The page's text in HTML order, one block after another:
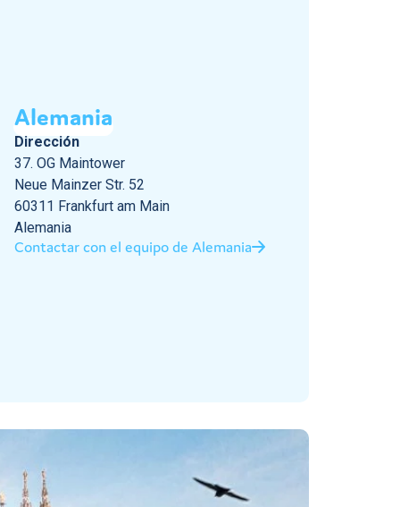
Alemania
Dirección
37. OG Maintower
Neue Mainzer Str. 52
60311 Frankfurt am Main
Alemania
Contactar con el equipo de Alemania